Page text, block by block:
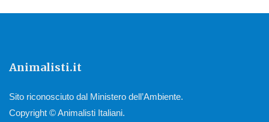
Animalisti.it
Sito riconosciuto dal Ministero dell’Ambiente.
Copyright © Animalisti Italiani.